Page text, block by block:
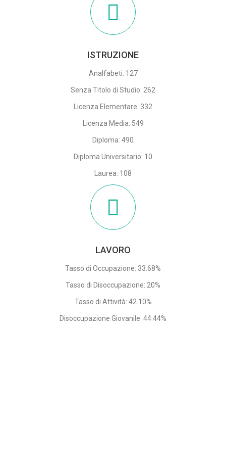
ISTRUZIONE
Analfabeti: 127
Senza Titolo di Studio: 262
Licenza Elementare: 332
Licenza Media: 549
Diploma: 490
Diploma Universitario: 10
Laurea: 108
LAVORO
Tasso di Occupazione: 33.68%
Tasso di Disoccupazione: 20%
Tasso di Attività: 42.10%
Disoccupazione Giovanile: 44.44%